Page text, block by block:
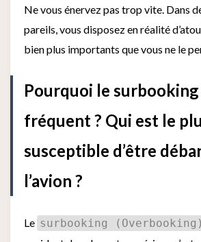
Ne vous énervez pas trop vite. Dans
pareils, vous disposez en réalité
bien plus importants que vous ne le
Pourquoi le
fréquent ? Qui est le
susceptible d’être
l’avion ?
Le surbooking (Overbooking)